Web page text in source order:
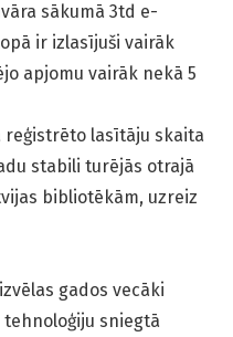
sākumā 3td e-
ir izlasījuši vairāk
apjomu vairāk nekā 5
reģistrēto lasītāju skaita
stabili turējās otrajā
bibliotēkām, uzreiz
gados vecāki
sniegtā